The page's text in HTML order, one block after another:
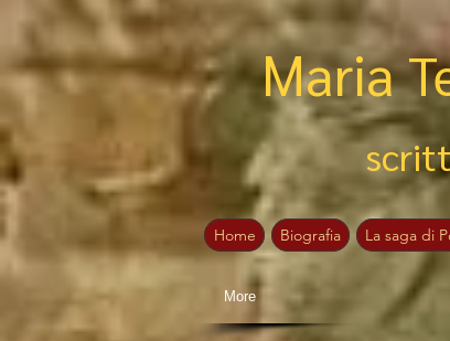
Maria
Home Biografia La saga di
More